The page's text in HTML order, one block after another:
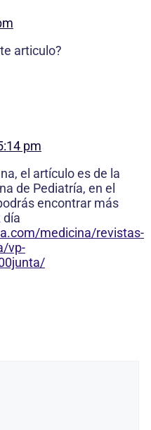
articulo?
pm
el artículo es de la
de Pediatría, en el
encontrar más
día
medicina/revistas-
vp-